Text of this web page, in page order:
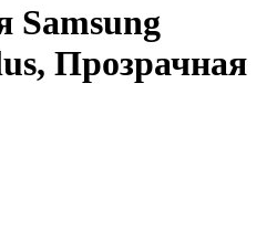
Samsung
Прозрачная